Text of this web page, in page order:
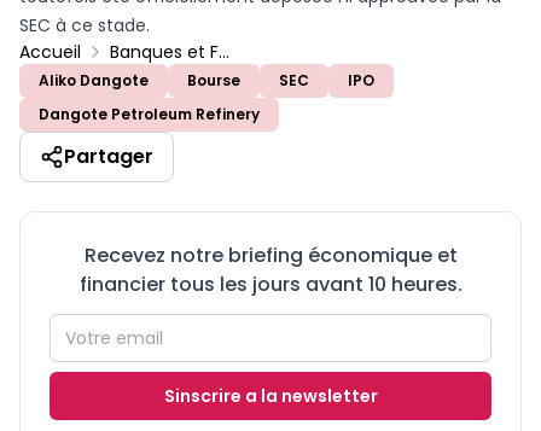
SEC à ce stade.
Accueil
Banques et Finance
Aliko Dangote Bourse SEC
IPO
Dangote Petroleum Refinery
Partager
Recevez notre briefing économique et
financier tous les jours avant 10 heures.
Sinscrire a la newsletter